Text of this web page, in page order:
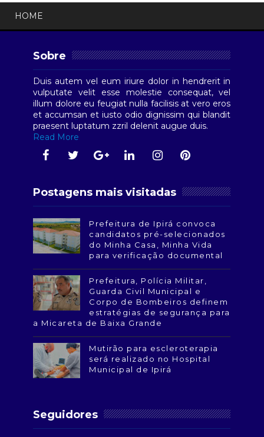
HOME
Sobre
Duis autem vel eum iriure dolor in hendrerit in
vulputate velit esse molestie consequat, vel
illum dolore eu feugiat nulla facilisis at vero eros
et accumsan et iusto odio dignissim qui blandit
praesent luptatum zzril delenit augue duis.
Read More
Postagens mais visitadas
Prefeitura de Ipirá convoca
candidatos pré-selecionados
do Minha Casa, Minha Vida
para verificação documental
Prefeitura, Polícia Militar,
Guarda Civil Municipal e
Corpo de Bombeiros definem
estratégias de segurança para
a Micareta de Baixa Grande
Mutirão para escleroterapia
será realizado no Hospital
Municipal de Ipirá
Seguidores